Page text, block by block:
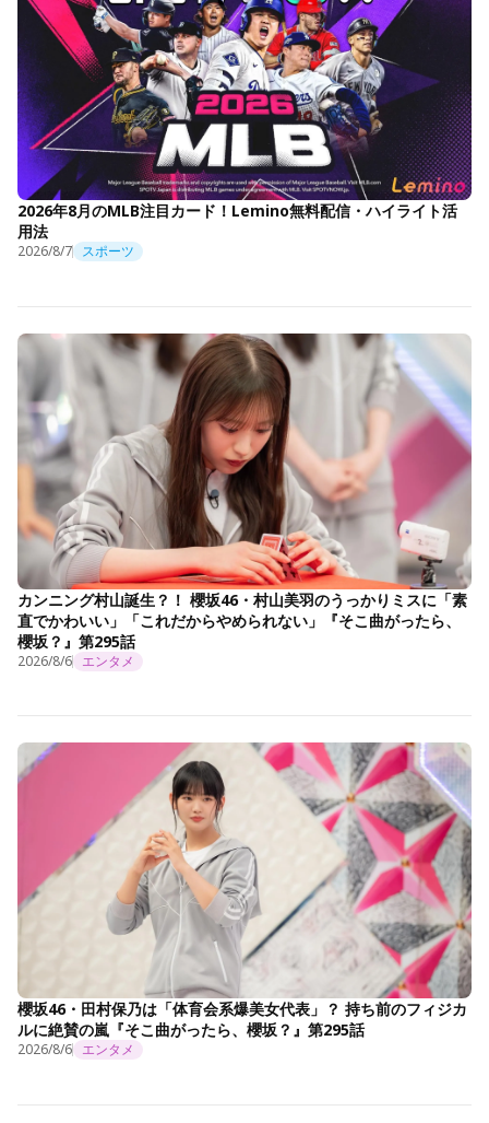
2026年8月のMLB注目カード！Lemino無料配信・ハイライト活
用法
2026/8/7 スポーツ
カンニング村山誕生？！ 櫻坂46・村山美羽のうっかりミスに「素
直でかわいい」「これだからやめられない」『そこ曲がったら、
櫻坂？』第295話
2026/8/6 エンタメ
櫻坂46・田村保乃は「体育会系爆美女代表」？ 持ち前のフィジカ
ルに絶賛の嵐『そこ曲がったら、櫻坂？』第295話
2026/8/6 エンタメ